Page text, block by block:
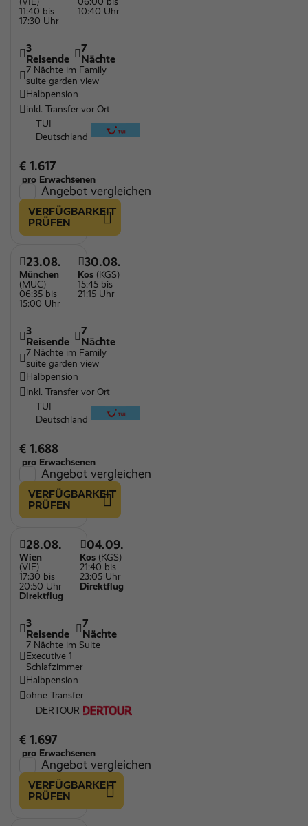
11:40 bis
17:30 Uhr
10:40 Uhr
3
Reisende
7
Nächte
7 Nächte im Family
suite garden view
Halbpension
inkl. Transfer vor Ort
TUI
Deutschland
€ 1.617
pro Erwachsenen
Angebot vergleichen
VERFÜGBARKEIT
PRÜFEN
23.08.
München
(MUC)
06:35 bis
15:00 Uhr
30.08.
Kos (KGS)
15:45 bis
21:15 Uhr
3
Reisende
7
Nächte
7 Nächte im Family
suite garden view
Halbpension
inkl. Transfer vor Ort
TUI
Deutschland
€ 1.688
pro Erwachsenen
Angebot vergleichen
VERFÜGBARKEIT
PRÜFEN
28.08.
Wien
(VIE)
17:30 bis
20:50 Uhr
Direktflug
04.09.
Kos (KGS)
21:40 bis
23:05 Uhr
Direktflug
3
Reisende
7
Nächte
7 Nächte im Suite
Executive 1
Schlafzimmer
Halbpension
ohne Transfer
DERTOUR
€ 1.697
pro Erwachsenen
Angebot vergleichen
VERFÜGBARKEIT
PRÜFEN